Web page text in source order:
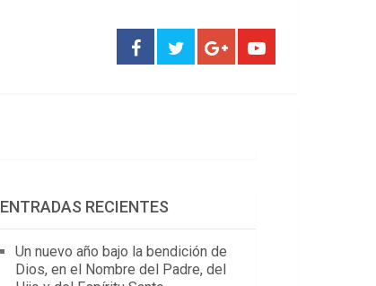
ENTRADAS RECIENTES
Un nuevo año bajo la bendición de
Dios, en el Nombre del Padre, del